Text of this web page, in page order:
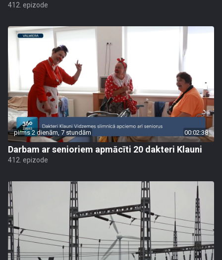
412. epizode
pirms 2 dienām, 7 stundām 00:02:38
Darbam ar senioriem apmācīti 20 dakteri Klauni
412. epizode